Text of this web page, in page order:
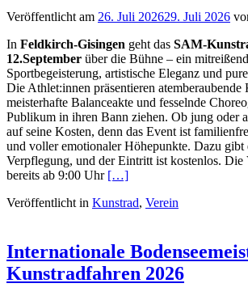
Veröffentlicht am 26. Juli 202629. Juli 2026
In Feldkirch-Gisingen geht das SAM-
12.September über die Bühne – ein
Sportbegeisterung, artistische Eleganz und
Die Athlet:innen präsentieren atemberaubende
meisterhafte Balanceakte und fesselnde
Publikum in ihren Bann ziehen. Ob jung oder
auf seine Kosten, denn das Event ist
und voller emotionaler Höhepunkte. Dazu gibt
Verpflegung, und der Eintritt ist kostenlos. Die
bereits ab 9:00 Uhr […]
Veröffentlicht in Kunstrad, Verein
Internationale
Kunstradfahren 2026